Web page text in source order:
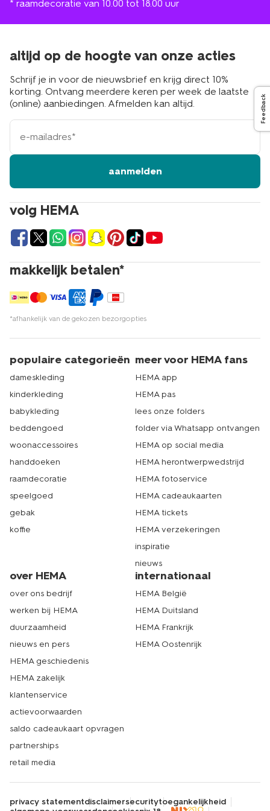
* raamdecoratie van 10.00 tot 18.00 uur
volg HEMA
makkelijk betalen*
*afhankelijk van de gekozen bezorgopties
altijd op de hoogte van onze acties
Schrijf je in voor de nieuwsbrief en krijg direct 10%
korting. Ontvang meerdere keren per week de laatste
(online) aanbiedingen. Afmelden kan altijd.
e-
mailadres
aanmelden
populaire categorieën
dameskleding
kinderkleding
babykleding
beddengoed
woonaccessoires
handdoeken
raamdecoratie
speelgoed
gebak
koffie
meer voor HEMA fans
HEMA app
HEMA pas
lees onze folders
folder via Whatsapp ontvangen
HEMA op social media
HEMA herontwerpwedstrijd
HEMA fotoservice
HEMA cadeaukaarten
HEMA tickets
HEMA verzekeringen
inspiratie
nieuws
over HEMA
over ons bedrijf
werken bij HEMA
duurzaamheid
nieuws en pers
HEMA geschiedenis
HEMA zakelijk
klantenservice
actievoorwaarden
saldo cadeaukaart opvragen
partnerships
retail media
internationaal
HEMA België
HEMA Duitsland
HEMA Frankrijk
HEMA Oostenrijk
privacy statementdisclaimersecuritytoegankelijkheid
Feedback